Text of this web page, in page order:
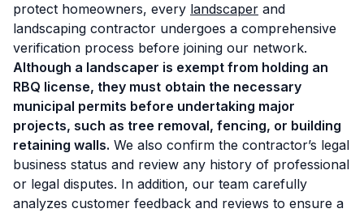
protect homeowners, every landscaper and
landscaping contractor undergoes a comprehensive
verification process before joining our network.
Although a landscaper is exempt from holding an
RBQ license, they must obtain the necessary
municipal permits before undertaking major
projects, such as tree removal, fencing, or building
retaining walls. We also confirm the contractor’s legal
business status and review any history of professional
or legal disputes. In addition, our team carefully
analyzes customer feedback and reviews to ensure a